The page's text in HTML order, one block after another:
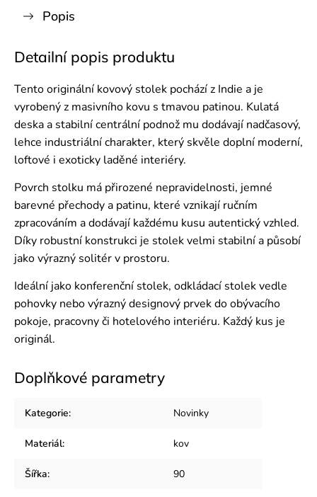
Popis
Detailní popis produktu
Tento originální kovový stolek pochází z Indie a je
vyrobený z masivního kovu s tmavou patinou. Kulatá
deska a stabilní centrální podnož mu dodávají nadčasový,
lehce industriální charakter, který skvěle doplní moderní,
loftové i exoticky laděné interiéry.
Povrch stolku má přirozené nepravidelnosti, jemné
barevné přechody a patinu, které vznikají ručním
zpracováním a dodávají každému kusu autentický vzhled.
Díky robustní konstrukci je stolek velmi stabilní a působí
jako výrazný solitér v prostoru.
Ideální jako konferenční stolek, odkládací stolek vedle
pohovky nebo výrazný designový prvek do obývacího
pokoje, pracovny či hotelového interiéru. Každý kus je
originál.
Doplňkové parametry
Kategorie: Novinky
Materiál: kov
Šířka: 90